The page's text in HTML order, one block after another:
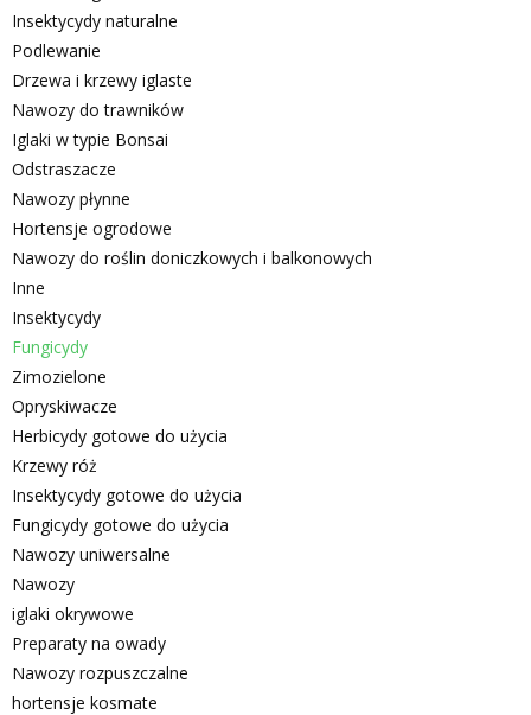
Insektycydy naturalne
Podlewanie
Drzewa i krzewy iglaste
Nawozy do trawników
Iglaki w typie Bonsai
Odstraszacze
Nawozy płynne
Hortensje ogrodowe
Nawozy do roślin doniczkowych i balkonowych
Inne
Insektycydy
Fungicydy
Zimozielone
Opryskiwacze
Herbicydy gotowe do użycia
Krzewy róż
Insektycydy gotowe do użycia
Fungicydy gotowe do użycia
Nawozy uniwersalne
Nawozy
iglaki okrywowe
Preparaty na owady
Nawozy rozpuszczalne
hortensje kosmate